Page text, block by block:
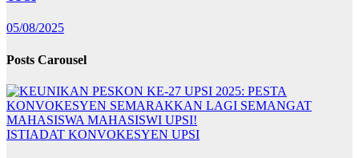
05/08/2025
Posts Carousel
ISTIADAT KONVOKESYEN UPSI